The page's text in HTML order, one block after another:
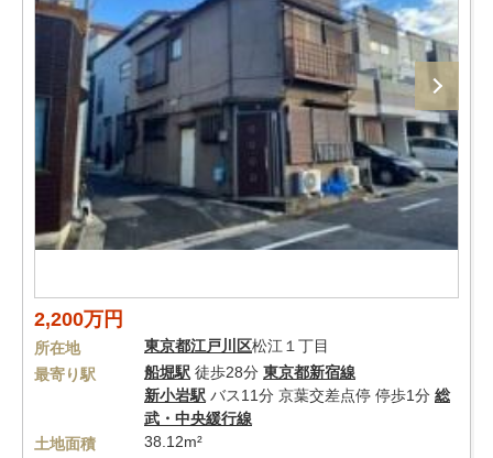
2,200万円
所在地 東京都江戸川区松江１丁目
最寄り駅
船堀駅 徒歩28分 東京都新宿線
新小岩駅 バス11分 京葉交差点停 停歩1分 総
武・中央緩行線
土地面積
38.12m²